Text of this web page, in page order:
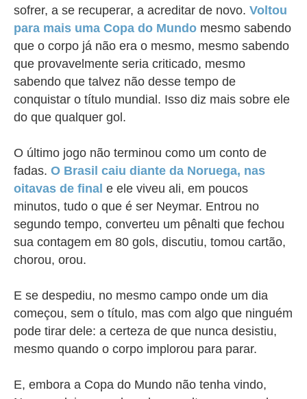
sofrer, a se recuperar, a acreditar de novo. Voltou
para mais uma Copa do Mundo mesmo sabendo
que o corpo já não era o mesmo, mesmo sabendo
que provavelmente seria criticado, mesmo
sabendo que talvez não desse tempo de
conquistar o título mundial. Isso diz mais sobre ele
do que qualquer gol.
O último jogo não terminou como um conto de
fadas. O Brasil caiu diante da Noruega, nas
oitavas de final e ele viveu ali, em poucos
minutos, tudo o que é ser Neymar. Entrou no
segundo tempo, converteu um pênalti que fechou
sua contagem em 80 gols, discutiu, tomou cartão,
chorou, orou.
E se despediu, no mesmo campo onde um dia
começou, sem o título, mas com algo que ninguém
pode tirar dele: a certeza de que nunca desistiu,
mesmo quando o corpo implorou para parar.
E, embora a Copa do Mundo não tenha vindo,